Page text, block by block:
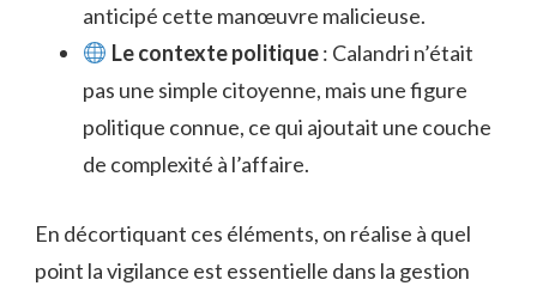
anticipé cette manœuvre malicieuse.
Le contexte politique: Calandri n’était
pas une simple citoyenne, mais une figure
politique connue, ce qui ajoutait une couche
de complexité à l’affaire.
En décortiquant ces éléments, on réalise à quel
point la vigilance est essentielle dans la gestion